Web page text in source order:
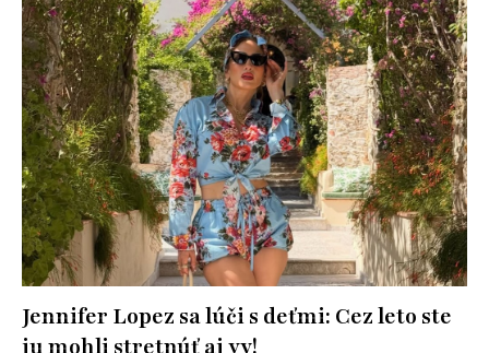
Jennifer Lopez sa lúči s deťmi: Cez leto ste
ju mohli stretnúť aj vy!